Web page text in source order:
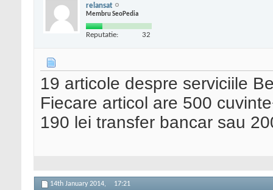
relansat
Membru SeoPedia
Reputatie: 32
19 articole despre serviciile
Fiecare articol are 500
190 lei transfer bancar sau
14th January 2014, 17:21